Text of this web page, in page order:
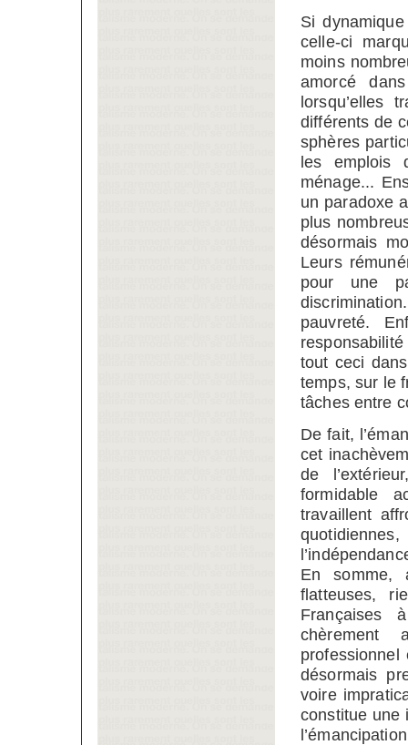
Si
celle-ci
moins
amorcé
lorsqu’elles
différents de
sphères
les emplois
ménage...
un paradoxe
plus
désormais
Leurs
pour une
pauvreté.
tout ceci
temps, sur le
tâches entre
De fait,
cet
de
formidable
travaillent
En somme,
flatteuses,
Françaises
chèrement
professionnel
désormais
voire
constitue une